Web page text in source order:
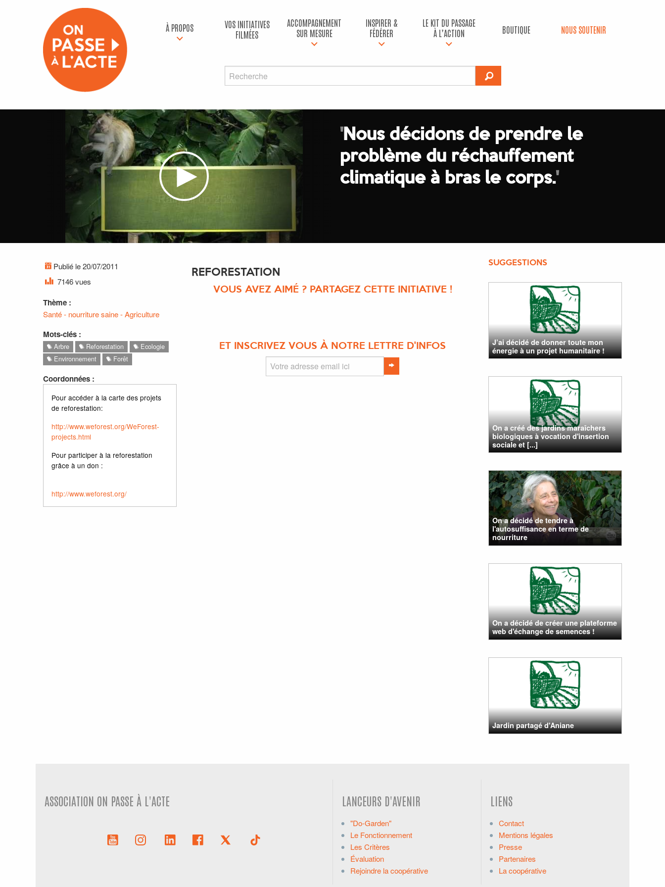
À PROPOS
VOS INITIATIVES
FILMÉES
ACCOMPAGNEMENT
SUR MESURE
INSPIRER &
FÉDÉRER
LE KIT DU PASSAGE
À L’ACTION
BOUTIQUE NOUS SOUTENIR
'Nous décidons de prendre le
problème du réchauffement
climatique à bras le corps.'
Publié le 20/07/2011
7146 vues
Thème :
Santé - nourriture saine - Agriculture
Mots-clés :
Arbre Reforestation
Ecologie
Environnement
Forêt
Coordonnées :
Pour accéder à la carte des projets
de reforestation:
http://www.weforest.org/WeForest-
projects.html
Pour participer à la reforestation
grâce à un don :
http://www.weforest.org/
REFORESTATION
VOUS AVEZ AIMÉ ? PARTAGEZ CETTE INITIATIVE !
ET INSCRIVEZ VOUS À NOTRE LETTRE D'INFOS
SUGGESTIONS
J’ai décidé de donner toute mon
énergie à un projet humanitaire !
On a créé des jardins maraîchers
biologiques à vocation d'insertion
sociale et [...]
On a décidé de tendre à
l'autosuffisance en terme de
nourriture
On a décidé de créer une plateforme
web d'échange de semences !
Jardin partagé d'Aniane
ASSOCIATION ON PASSE À L'ACTE LANCEURS D'AVENIR
"Do-Garden"
Le Fonctionnement
Les Critères
Évaluation
Rejoindre la coopérative
LIENS
Contact
Mentions légales
Presse
Partenaires
La coopérative